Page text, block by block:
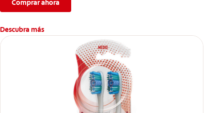
Comprar ahora
Descubra más